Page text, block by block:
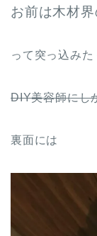
お前は木材
って突っ込みた
DIY美容師にし
裏面には